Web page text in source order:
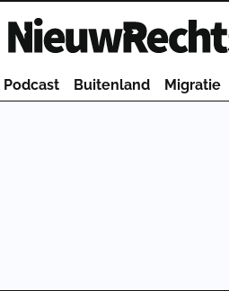
Homepage van NieuwRechts
Podcast Buitenland Migratie